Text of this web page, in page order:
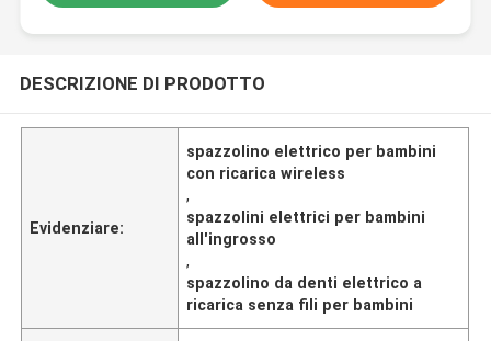
DESCRIZIONE DI PRODOTTO
Evidenziare:
spazzolino elettrico per bambini
con ricarica wireless
,
spazzolini elettrici per bambini
all'ingrosso
,
spazzolino da denti elettrico a
ricarica senza fili per bambini